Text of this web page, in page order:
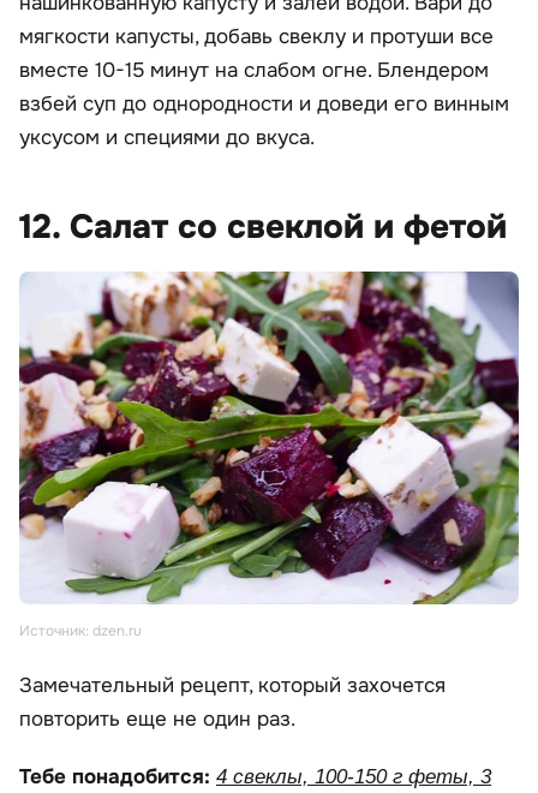
мягкости капусты, добавь свеклу и протуши все
вместе 10-15 минут на слабом огне. Блендером
взбей суп до однородности и доведи его винным
уксусом и специями до вкуса.
12. Салат со свеклой и фетой
Источник: dzen.ru
Замечательный рецепт, который захочется
повторить еще не один раз.
Тебе понадобится: 4 свеклы, 100-150 г феты, 3